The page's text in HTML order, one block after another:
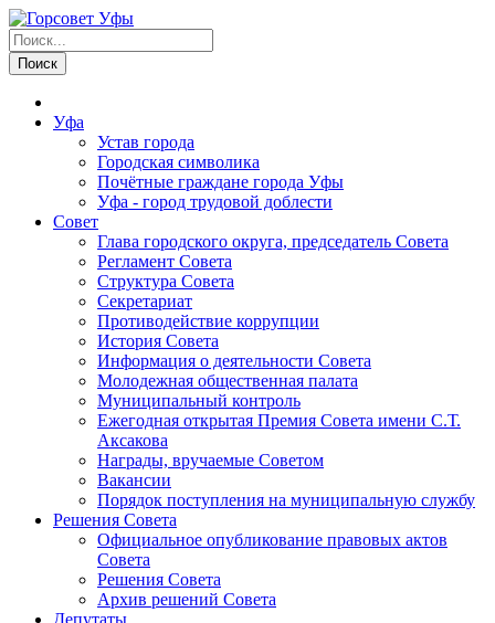
Уфа
Устав города
Городская символика
Почётные граждане города Уфы
Уфа - город трудовой доблести
Совет
Глава городского округа, председатель Совета
Регламент Совета
Структура Совета
Секретариат
Противодействие коррупции
История Совета
Информация о деятельности Совета
Молодежная общественная палата
Муниципальный контроль
Ежегодная открытая Премия Совета имени С.Т.
Аксакова
Награды, вручаемые Советом
Вакансии
Порядок поступления на муниципальную службу
Решения Совета
Официальное опубликование правовых актов
Совета
Решения Совета
Архив решений Совета
Депутаты